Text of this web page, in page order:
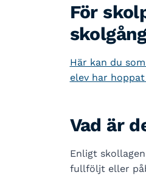
För
Här kan du
elev har
Vad är
Enligt
fullföljt eller